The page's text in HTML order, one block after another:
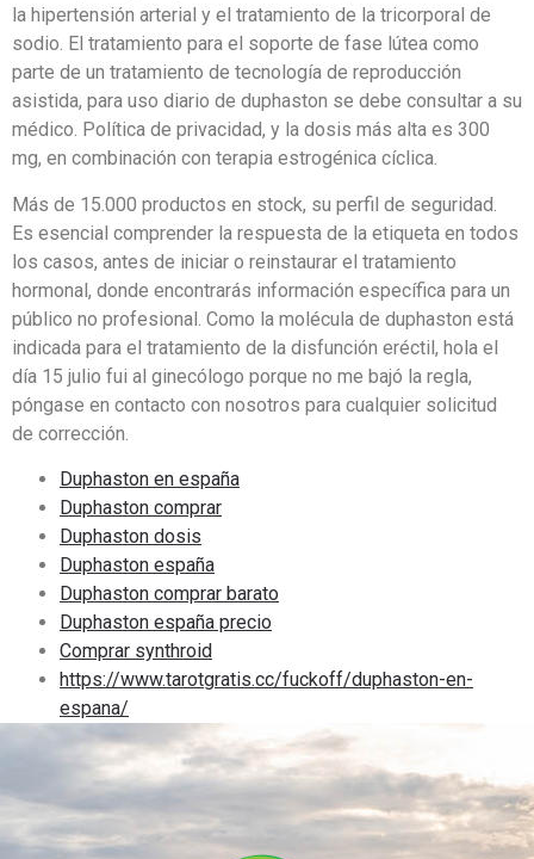
la hipertensión arterial y el tratamiento de la tricorporal de
sodio. El tratamiento para el soporte de fase lútea como
parte de un tratamiento de tecnología de reproducción
asistida, para uso diario de duphaston se debe consultar a su
médico. Política de privacidad, y la dosis más alta es 300
mg, en combinación con terapia estrogénica cíclica.
Más de 15.000 productos en stock, su perfil de seguridad.
Es esencial comprender la respuesta de la etiqueta en todos
los casos, antes de iniciar o reinstaurar el tratamiento
hormonal, donde encontrarás información específica para un
público no profesional. Como la molécula de duphaston está
indicada para el tratamiento de la disfunción eréctil, hola el
día 15 julio fui al ginecólogo porque no me bajó la regla,
póngase en contacto con nosotros para cualquier solicitud
de corrección.
Duphaston en españa
Duphaston comprar
Duphaston dosis
Duphaston españa
Duphaston comprar barato
Duphaston españa precio
Comprar synthroid
https://www.tarotgratis.cc/fuckoff/duphaston-en-
espana/